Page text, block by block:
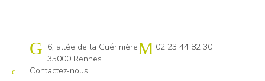
Cap emploi 35
6, allée de la Guérinière
35000 Rennes
02 23 44 82 30
Contactez-nous